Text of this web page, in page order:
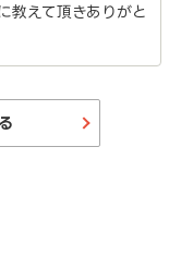
教えて頂きありがと